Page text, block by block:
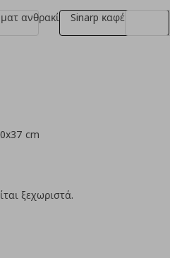
cm
ξεχωριστά.
ανθρακί Sinarp καφέ